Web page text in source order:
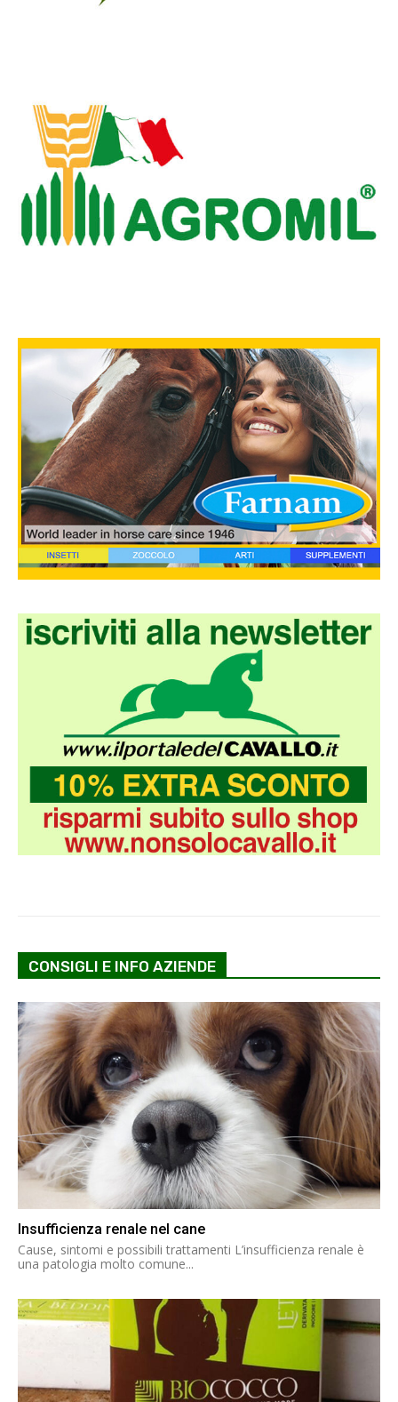
CONSIGLI E INFO AZIENDE
Insufficienza renale nel cane
Cause, sintomi e possibili trattamenti L’insufficienza renale è
una patologia molto comune...